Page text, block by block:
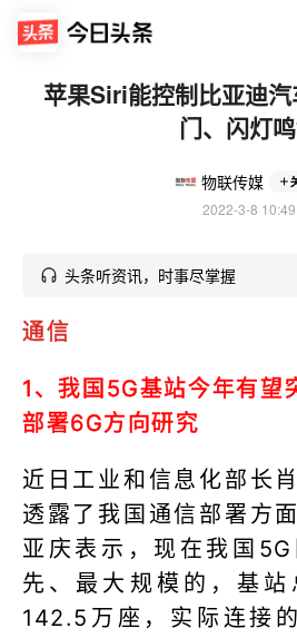
苹果Siri能控制比亚迪
门、闪灯
物联传媒
2022-3-8 10:49
头条听资讯，时事尽掌握
通信
1、我国5G基站今年有
部署6G方向研究
近日工业和信息化部长
透露了我国通信部署方
亚庆表示，现在我国
先、最大规模的，基站
142.5万座，实际连接